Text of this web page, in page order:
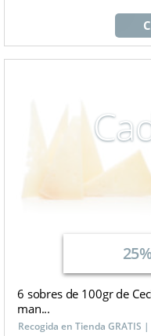
6 sobres de 100gr de
man...
Recogida en Tienda GRATIS